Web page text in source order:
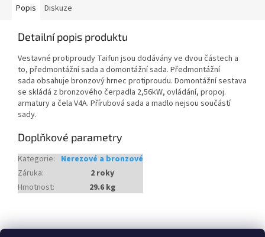
Popis Diskuze
Detailní popis produktu
Vestavné protiproudy Taifun jsou dodávány ve dvou částech a
to, předmontážní sada a domontážní sada. Předmontážní
sada obsahuje bronzový hrnec protiproudu. Domontážní sestava
se skládá z bronzového čerpadla 2,56kW, ovládání, propoj.
armatury a čela V4A. Přírubová sada a madlo nejsou součástí
sady.
Doplňkové parametry
Kategorie: Nerezové a bronzové
Záruka:
2 roky
Hmotnost: 29.6 kg